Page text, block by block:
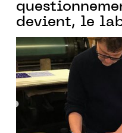
devient, le
artistes
Pascal
et Alain